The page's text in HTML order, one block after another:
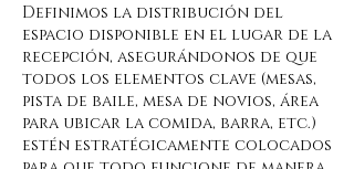
Definimos la distribución del
espacio disponible en el lugar de la
recepción, asegurándonos de que
todos los elementos clave (mesas,
pista de baile, mesa de novios, área
para ubicar la comida, barra, etc.)
estén estratégicamente colocados